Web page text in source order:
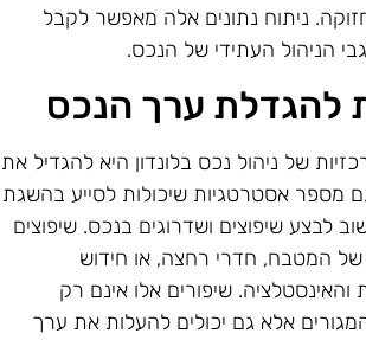
ניתוח נתונים אלה מאפשר לקבל
הניהול העתידי של הנכס.
להגדלת ערך הנכס
של ניהול נכס בלונדון היא להגדיל את
מספר אסטרטגיות שיכולות לסייע בהשגת
לבצע שיפוצים ושדרוגים בנכס. שיפוצים
של המטבח, חדרי רחצה, או חידוש
שיפורים אלו אינם רק
אלא גם יכולים להעלות את ערך